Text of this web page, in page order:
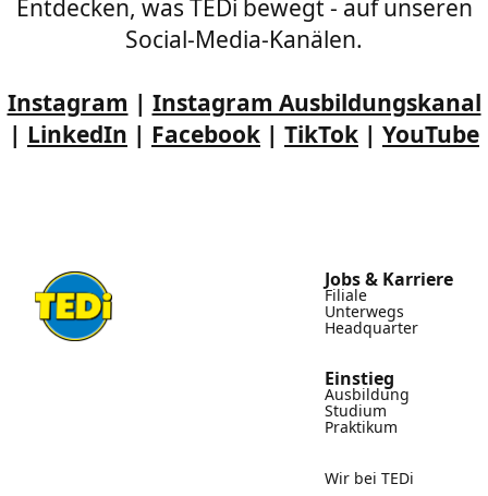
Entdecken, was TEDi bewegt - auf unseren
Social-Media-Kanälen.
Instagram | Instagram Ausbildungskanal
| LinkedIn | Facebook | TikTok | YouTube
Jobs & Karriere
Filiale
Unterwegs
Headquarter
Einstieg
Ausbildung
Studium
Praktikum
Wir bei TEDi